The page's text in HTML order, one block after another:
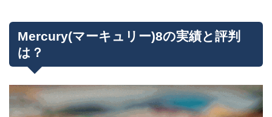
Mercury(マーキュリー)8の実績と評判
は？